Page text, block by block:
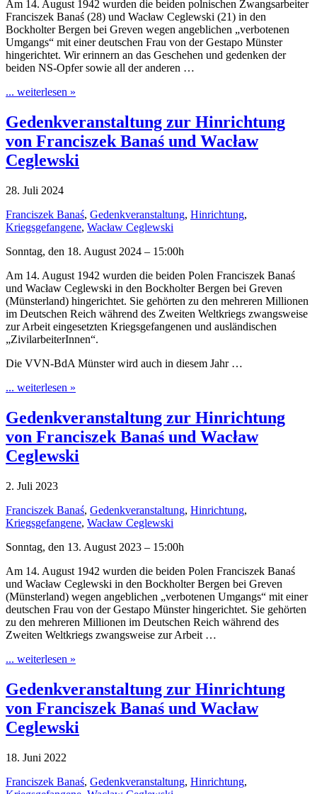
Am 14. August 1942 wurden die beiden polnischen Zwangsarbeiter
Franciszek Banaś (28) und Wacław Ceglewski (21) in den
Bockholter Bergen bei Greven wegen angeblichen „verbotenen
Umgangs“ mit einer deutschen Frau von der Gestapo Münster
hingerichtet. Wir erinnern an das Geschehen und gedenken der
beiden NS-Opfer sowie all der anderen …
... weiterlesen »
Gedenkveranstaltung zur Hinrichtung
von Franciszek Banaś und Wacław
Ceglewski
28. Juli 2024
Franciszek Banaś, Gedenkveranstaltung, Hinrichtung,
Kriegsgefangene, Wacław Ceglewski
Sonntag, den 18. August 2024 – 15:00h
Am 14. August 1942 wurden die beiden Polen Franciszek Banaś
und Wacław Ceglewski in den Bockholter Bergen bei Greven
(Münsterland) hingerichtet. Sie gehörten zu den mehreren Millionen
im Deutschen Reich während des Zweiten Weltkriegs zwangsweise
zur Arbeit eingesetzten Kriegsgefangenen und ausländischen
„ZivilarbeiterInnen“.
Die VVN-BdA Münster wird auch in diesem Jahr …
... weiterlesen »
Gedenkveranstaltung zur Hinrichtung
von Franciszek Banaś und Wacław
Ceglewski
2. Juli 2023
Franciszek Banaś, Gedenkveranstaltung, Hinrichtung,
Kriegsgefangene, Wacław Ceglewski
Sonntag, den 13. August 2023 – 15:00h
Am 14. August 1942 wurden die beiden Polen Franciszek Banaś
und Wacław Ceglewski in den Bockholter Bergen bei Greven
(Münsterland) wegen angeblichen „verbotenen Umgangs“ mit einer
deutschen Frau von der Gestapo Münster hingerichtet. Sie gehörten
zu den mehreren Millionen im Deutschen Reich während des
Zweiten Weltkriegs zwangsweise zur Arbeit …
... weiterlesen »
Gedenkveranstaltung zur Hinrichtung
von Franciszek Banaś und Wacław
Ceglewski
18. Juni 2022
Franciszek Banaś, Gedenkveranstaltung, Hinrichtung,